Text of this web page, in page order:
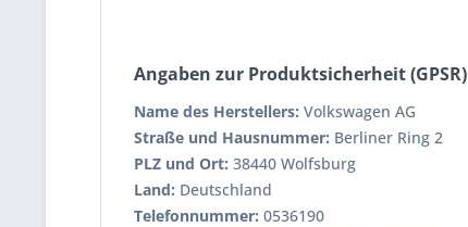
Angaben zur Produktsicherheit (GPSR)
Name des Herstellers: Volkswagen AG
Straße und Hausnummer: Berliner Ring 2
PLZ und Ort: 38440 Wolfsburg
Land: Deutschland
Telefonnummer: 0536190